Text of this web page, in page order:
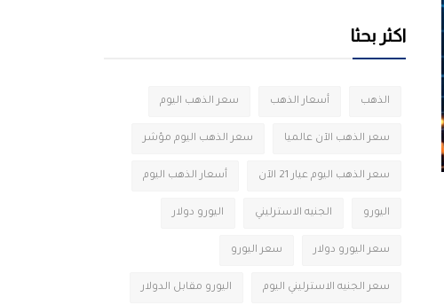
اكثر بحثا
الذهب أسعار الذهب سعر الذهب اليوم
سعر الذهب الآن عالميا سعر الذهب اليوم مؤشر
سعر الذهب اليوم عيار 21 الآن أسعار الذهب اليوم
اليورو الجنيه الاسترليني اليورو دولار
سعر اليورو دولار سعر اليورو
سعر الجنيه الاسترليني اليوم اليورو مقابل الدولار